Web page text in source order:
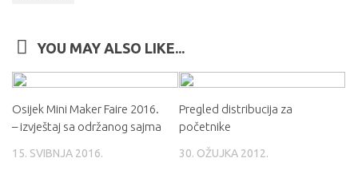
YOU MAY ALSO LIKE...
Osijek Mini Maker Faire 2016.
– izvještaj sa održanog sajma
15. SVIBNJA 2016.
Pregled distribucija za
početnike
30. OŽUJKA 2012.